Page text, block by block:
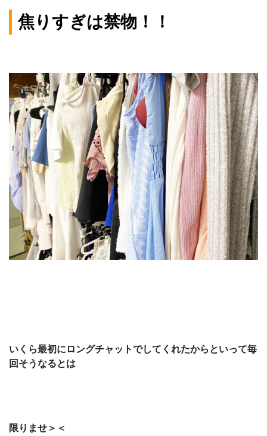
焦りすぎは禁物！！
いくら最初にロングチャットでしてくれたからといって毎
回そうなるとは
限りませ＞＜